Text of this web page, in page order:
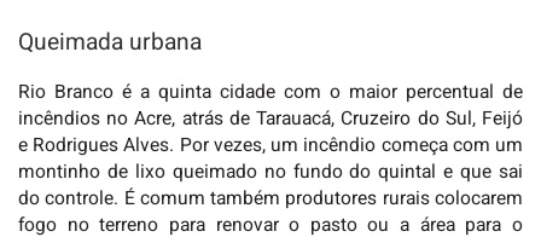
Queimada urbana
Rio Branco é a quinta cidade com o maior percentual de
incêndios no Acre, atrás de Tarauacá, Cruzeiro do Sul, Feijó
e Rodrigues Alves. Por vezes, um incêndio começa com um
montinho de lixo queimado no fundo do quintal e que sai
do controle. É comum também produtores rurais colocarem
fogo no terreno para renovar o pasto ou a área para o